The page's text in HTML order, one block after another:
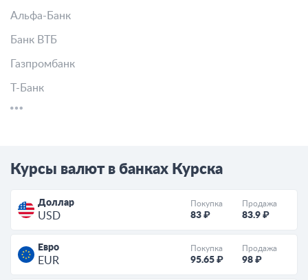
Альфа-Банк
Банк ВТБ
Газпромбанк
Т-Банк
Курсы валют в банках Курска
Доллар
USD
Покупка
83 ₽
Продажа
83.9 ₽
Евро
EUR
Покупка
95.65 ₽
Продажа
98 ₽